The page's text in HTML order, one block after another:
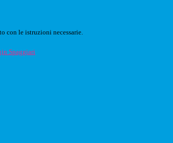
con le istruzioni necessarie.
Spaggiari